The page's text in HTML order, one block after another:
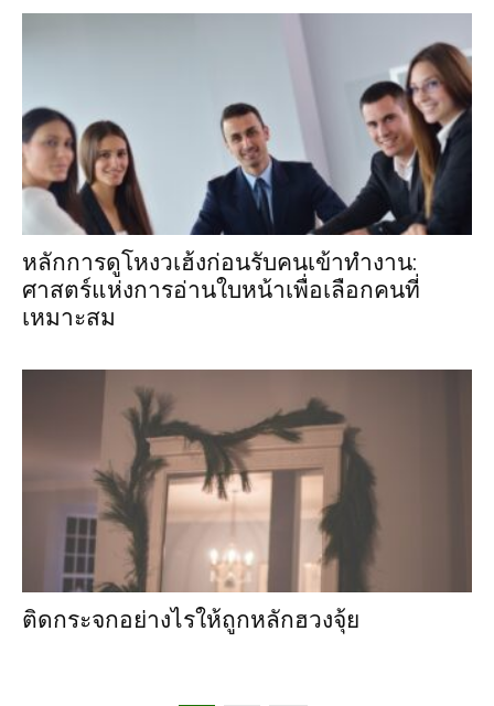
หลักการดูโหงวเฮ้งก่อนรับคนเข้าทำงาน:
ศาสตร์แห่งการอ่านใบหน้าเพื่อเลือกคนที่
เหมาะสม
ติดกระจกอย่างไรให้ถูกหลักฮวงจุ้ย